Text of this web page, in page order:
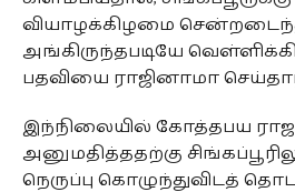
வியாழக்கிழமை
அங்கிருந்தபடியே
பதவியை ராஜினாமா
இந்நிலையில் கோத்தபய
அனுமதித்ததற்கு
நெருப்பு கொழுந்துவிடத்